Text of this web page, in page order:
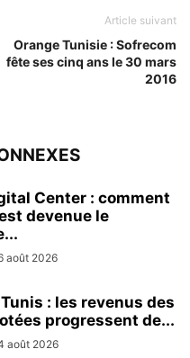
Article suivant
Orange Tunisie : Sofrecom
fête ses cinq ans le 30 mars
2016
Center : comment
devenue le
août 2026
: les revenus des
progressent de...
août 2026